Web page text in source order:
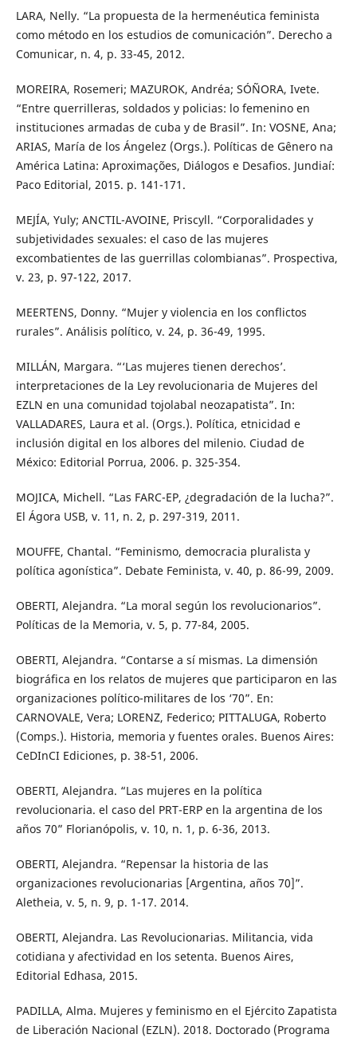
LARA, Nelly. “La propuesta de la hermenéutica feminista
como método en los estudios de comunicación”. Derecho a
Comunicar, n. 4, p. 33-45, 2012.
MOREIRA, Rosemeri; MAZUROK, Andréa; SÓÑORA, Ivete.
“Entre querrilleras, soldados y policias: lo femenino en
instituciones armadas de cuba y de Brasil”. In: VOSNE, Ana;
ARIAS, María de los Ángelez (Orgs.). Políticas de Gênero na
América Latina: Aproximações, Diálogos e Desafios. Jundiaí:
Paco Editorial, 2015. p. 141-171.
MEJÍA, Yuly; ANCTIL-AVOINE, Priscyll. “Corporalidades y
subjetividades sexuales: el caso de las mujeres
excombatientes de las guerrillas colombianas”. Prospectiva,
v. 23, p. 97-122, 2017.
MEERTENS, Donny. “Mujer y violencia en los conflictos
rurales”. Análisis político, v. 24, p. 36-49, 1995.
MILLÁN, Margara. “‘Las mujeres tienen derechos’.
interpretaciones de la Ley revolucionaria de Mujeres del
EZLN en una comunidad tojolabal neozapatista”. In:
VALLADARES, Laura et al. (Orgs.). Política, etnicidad e
inclusión digital en los albores del milenio. Ciudad de
México: Editorial Porrua, 2006. p. 325-354.
MOJICA, Michell. “Las FARC-EP, ¿degradación de la lucha?”.
El Ágora USB, v. 11, n. 2, p. 297-319, 2011.
MOUFFE, Chantal. “Feminismo, democracia pluralista y
política agonística”. Debate Feminista, v. 40, p. 86-99, 2009.
OBERTI, Alejandra. “La moral según los revolucionarios”.
Políticas de la Memoria, v. 5, p. 77-84, 2005.
OBERTI, Alejandra. “Contarse a sí mismas. La dimensión
biográfica en los relatos de mujeres que participaron en las
organizaciones político-militares de los ‘70”. En:
CARNOVALE, Vera; LORENZ, Federico; PITTALUGA, Roberto
(Comps.). Historia, memoria y fuentes orales. Buenos Aires:
CeDInCI Ediciones, p. 38-51, 2006.
OBERTI, Alejandra. “Las mujeres en la política
revolucionaria. el caso del PRT-ERP en la argentina de los
años 70” Florianópolis, v. 10, n. 1, p. 6-36, 2013.
OBERTI, Alejandra. “Repensar la historia de las
organizaciones revolucionarias [Argentina, años 70]”.
Aletheia, v. 5, n. 9, p. 1-17. 2014.
OBERTI, Alejandra. Las Revolucionarias. Militancia, vida
cotidiana y afectividad en los setenta. Buenos Aires,
Editorial Edhasa, 2015.
PADILLA, Alma. Mujeres y feminismo en el Ejército Zapatista
de Liberación Nacional (EZLN). 2018. Doctorado (Programa